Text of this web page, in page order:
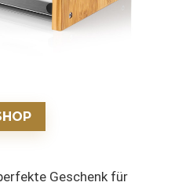
Geschenk für